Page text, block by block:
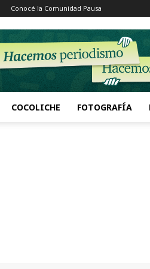
Conocé la Comunidad Pausa
COCOLICHE FOTOGRAFÍA